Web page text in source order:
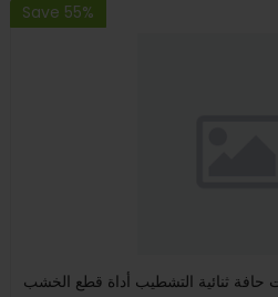
Save 55%
حافة ثنائية التشطيب أداة قطع الخشب